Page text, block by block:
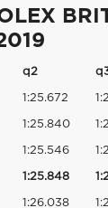
q2
1:25.672
1:25.840
1:25.546
1:25.848
1:26.038